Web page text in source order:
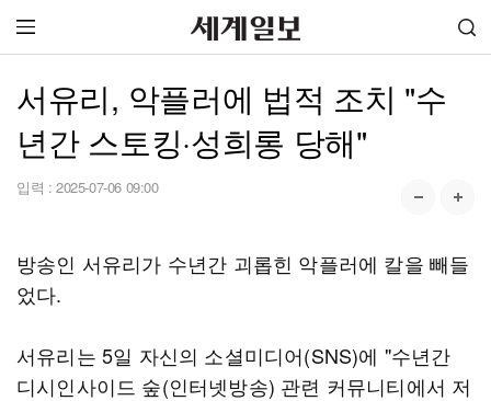
서유리, 악플러에 법적 조치 "수
년간 스토킹·성희롱 당해"
입력 : 2025-07-06 09:00
방송인 서유리가 수년간 괴롭힌 악플러에 칼을 빼들
었다.
서유리는 5일 자신의 소셜미디어(SNS)에 "수년간
디시인사이드 숲(인터넷방송) 관련 커뮤니티에서 저